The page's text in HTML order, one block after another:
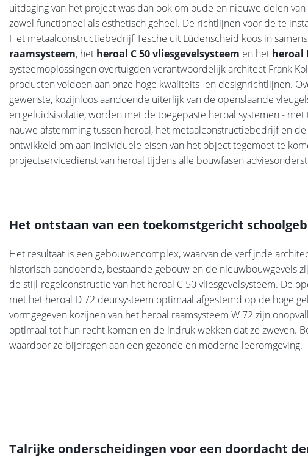
uitdaging van het project was dan ook om oude en nieuwe delen
zowel functioneel als esthetisch geheel. De richtlijnen voor de te
Het metaalconstructiebedrijf Tesche uit Lüdenscheid koos in
raamsysteem, het heroal C 50 vliesgevelsysteem en het heroal
systeemoplossingen overtuigden verantwoordelijk architect Frank
producten voldoen aan onze hoge kwaliteits- en designrichtlijnen.
gewenste, kozijnloos aandoende uiterlijk van de openslaande
en geluidsisolatie, worden met de toegepaste heroal systemen -
nauwe afstemming tussen heroal, het metaalconstructiebedrijf en
ontwikkeld om aan individuele eisen van het object tegemoet te
projectservicedienst van heroal tijdens alle bouwfasen
Het ontstaan van een toekomstgericht
Het resultaat is een gebouwencomplex, waarvan de verfijnde
historisch aandoende, bestaande gebouw en de nieuwbouwgevels
de stijl-regelconstructie van het heroal C 50 vliesgevelsysteem. De
met het heroal D 72 deursysteem optimaal afgestemd op de hoge
vormgegeven kozijnen van het heroal raamsysteem W 72 zijn
optimaal tot hun recht komen en de indruk wekken dat ze zweven.
waardoor ze bijdragen aan een gezonde en moderne leeromgeving.
Talrijke onderscheidingen voor een doordacht